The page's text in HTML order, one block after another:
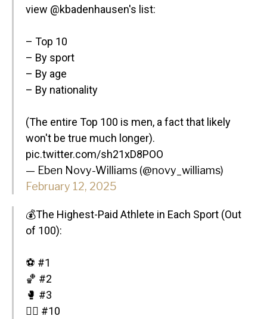
view @kbadenhausen's list:
– Top 10
– By sport
– By age
– By nationality
(The entire Top 100 is men, a fact that likely
won't be true much longer).
pic.twitter.com/sh21xD8POO
— Eben Novy-Williams (@novy_williams)
February 12, 2025
💰The Highest-Paid Athlete in Each Sport (Out
of 100):
⚽️ #1
🏀 #2
🥊 #3
🏌️‍♂️ #10